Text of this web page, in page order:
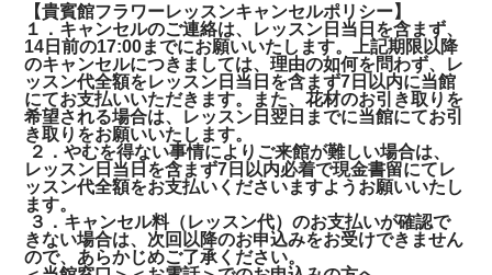
【貴賓館フラワーレッスンキャンセルポリシー】
１．キャンセルのご連絡は、レッスン日当日を含まず、
14日前の17:00までにお願いいたします。上記期限以降
のキャンセルにつきましては、理由の如何を問わず、レ
ッスン代全額をレッスン日当日を含まず7日以内に当館
にてお支払いいただきます。また、花材のお引き取りを
希望される場合は、レッスン日翌日までに当館にてお引
き取りをお願いいたします。
２．やむを得ない事情によりご来館が難しい場合は、
レッスン日当日を含まず7日以内必着で現金書留にてレ
ッスン代全額をお支払いくださいますようお願いいたし
ます。
３．キャンセル料（レッスン代）のお支払いが確認で
きない場合は、次回以降のお申込みをお受けできません
ので、あらかじめご了承ください。